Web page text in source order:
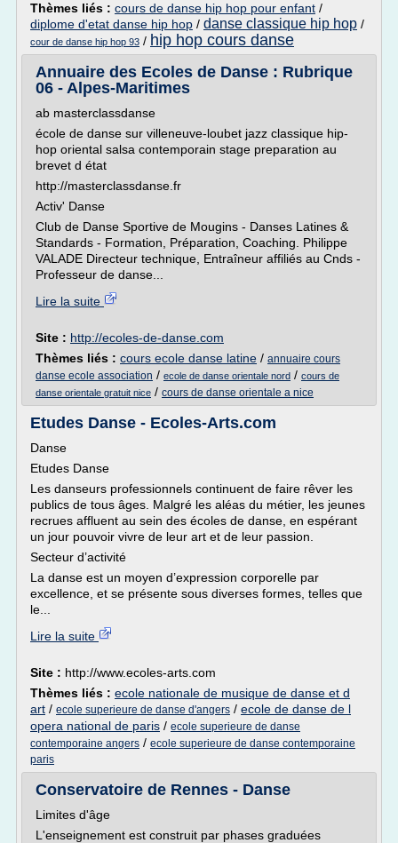
Thèmes liés : cours de danse hip hop pour enfant /
diplome d'etat danse hip hop / danse classique hip hop /
cour de danse hip hop 93 / hip hop cours danse
Annuaire des Ecoles de Danse : Rubrique
06 - Alpes-Maritimes
ab masterclassdanse
école de danse sur villeneuve-loubet jazz classique hip-
hop oriental salsa contemporain stage preparation au
brevet d état
http://masterclassdanse.fr
Activ' Danse
Club de Danse Sportive de Mougins - Danses Latines &
Standards - Formation, Préparation, Coaching. Philippe
VALADE Directeur technique, Entraîneur affiliés au Cnds -
Professeur de danse...
Lire la suite
Site : http://ecoles-de-danse.com
Thèmes liés : cours ecole danse latine / annuaire cours
danse ecole association / ecole de danse orientale nord / cours de
danse orientale gratuit nice / cours de danse orientale a nice
Etudes Danse - Ecoles-Arts.com
Danse
Etudes Danse
Les danseurs professionnels continuent de faire rêver les
publics de tous âges. Malgré les aléas du métier, les jeunes
recrues affluent au sein des écoles de danse, en espérant
un jour pouvoir vivre de leur art et de leur passion.
Secteur d’activité
La danse est un moyen d’expression corporelle par
excellence, et se présente sous diverses formes, telles que
le...
Lire la suite
Site : http://www.ecoles-arts.com
Thèmes liés : ecole nationale de musique de danse et d
art / ecole superieure de danse d'angers / ecole de danse de l
opera national de paris / ecole superieure de danse
contemporaine angers / ecole superieure de danse contemporaine
paris
Conservatoire de Rennes - Danse
Limites d'âge
L'enseignement est construit par phases graduées